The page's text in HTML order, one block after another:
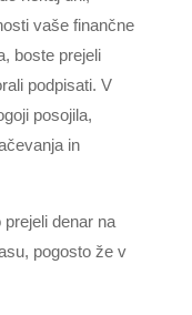
vaše finančne
boste prejeli
podpisati. V
posojila,
in
denar na
pogosto že v